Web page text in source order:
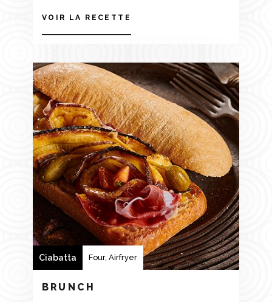
VOIR LA RECETTE
Ciabatta Four, Airfryer
BRUNCH